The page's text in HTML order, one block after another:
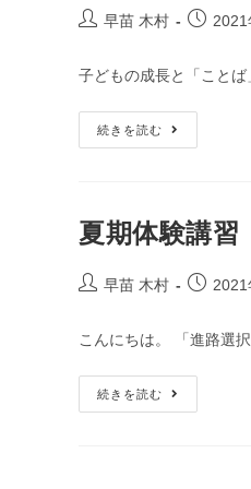
早苗 木村 2021
子どもの成長と「こと
続きを読む
夏期体験講
早苗 木村 2021
こんにちは。 「進路選
続きを読む